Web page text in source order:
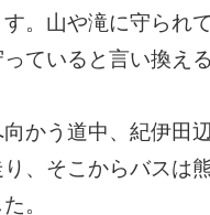
す。山や滝に守られ
ていると言い換え
かう道中、紀伊田
、そこからバスは
。